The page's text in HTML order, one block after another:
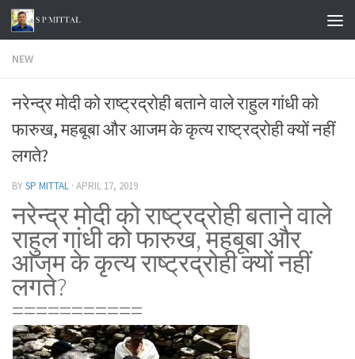
Skip to content
NEW
नरेन्द्र मोदी को राष्ट्रद्रोही बताने वाले राहुल गांधी को
फारुख, महबूबा और आजम के कृत्य राष्ट्रद्रोही क्यों नहीं
लगते?
BYSP MITTAL · APRIL 17, 2019
नरेन्द्र मोदी को राष्ट्रद्रोही बताने वाले
राहुल गांधी को फारुख, महबूबा और
आजम के कृत्य राष्ट्रद्रोही क्यों नहीं
लगते?
===========